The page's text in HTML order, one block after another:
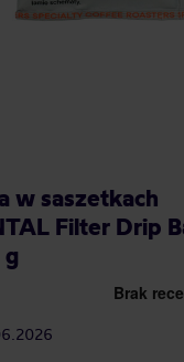
w saszetkach
Filter Drip